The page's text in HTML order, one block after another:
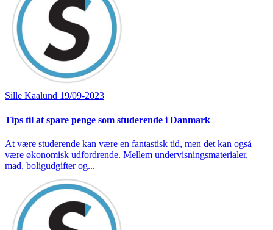
Sille Kaalund 19/09-2023
Tips til at spare penge som studerende i Danmark
At være studerende kan være en fantastisk tid, men det kan også
være økonomisk udfordrende. Mellem undervisningsmaterialer,
mad, boligudgifter og...